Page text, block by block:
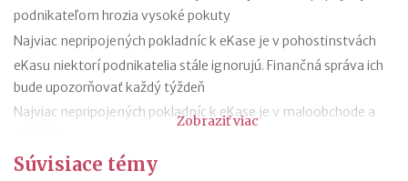
podnikateľom hrozia vysoké pokuty
Najviac nepripojených pokladníc k eKase je v pohostinstvách
eKasu niektorí podnikatelia stále ignorujú. Finančná správa ich
bude upozorňovať každý týždeň
Najviac nepripojených pokladníc k eKase je v maloobchode a
80 tisíc pokladníc ešte nie je pripojených na ekasu, najviac z
Zobraziť viac
Súvisiace témy